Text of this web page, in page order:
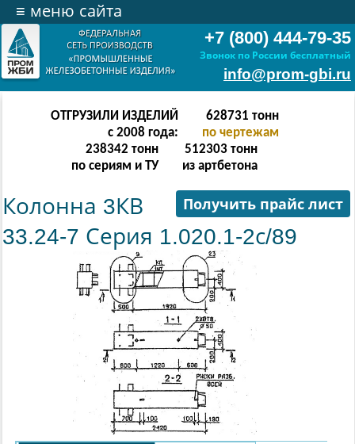
+7 (800) 444-79-35
Звонок по России бесплатный
info@prom-gbi.ru
≡ меню сайта
ОТГРУЗИЛИ ИЗДЕЛИЙ
с 2008 года:
628731 тонн
по чертежам
238342 тонн
по сериям и ТУ
512303 тонн
из артбетона
Получить прайс лист
Колонна 3КВ
33.24-7 Серия 1.020.1-2с/89